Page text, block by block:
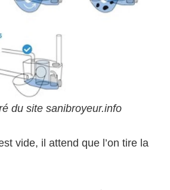
du site sanibroyeur.info
vide, il attend que l’on tire la